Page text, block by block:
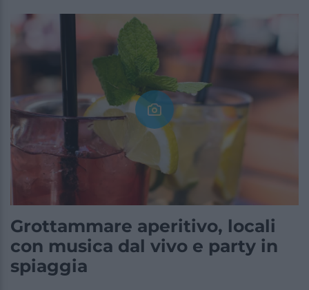
Grottammare aperitivo, locali
con musica dal vivo e party in
spiaggia